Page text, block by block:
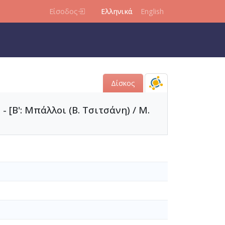
Είσοδος Ελληνικά English
Δίσκος
- [Β': Μπάλλοι (Β. Τσιτσάνη) / Μ.